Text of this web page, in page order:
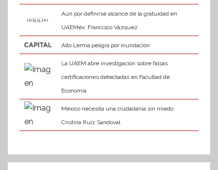
Aún por definirse alcance de la gratuidad en
UAEMéx: Francisco Vázquez
Alto Lerma peligra por inundación
La UAEM abre investigación sobre falsas
certificaciones detectadas en Facultad de
Economía
México necesita una ciudadanía sin miedo:
Cristina Ruiz Sandoval